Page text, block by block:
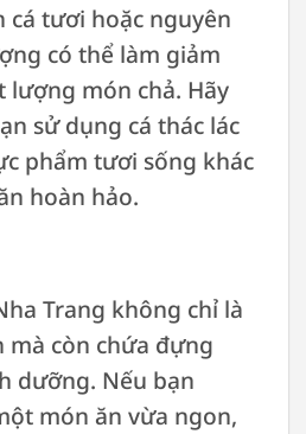
cá tươi hoặc nguyên
có thể làm giảm
lượng món chả. Hãy
sử dụng cá thác lác
phẩm tươi sống khác
hoàn hảo.
Trang không chỉ là
mà còn chứa đựng
dưỡng. Nếu bạn
món ăn vừa ngon,